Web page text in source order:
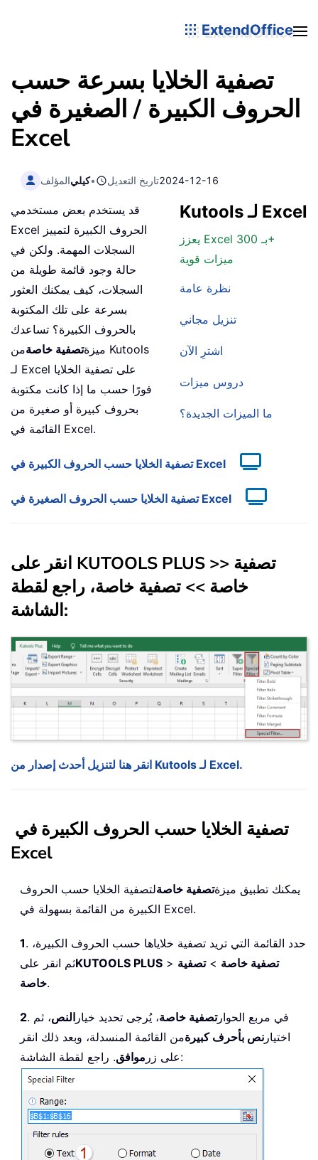
ExtendOffice
تصفية الخلايا بسرعة حسب
الحروف الكبيرة / الصغيرة في
Excel
المؤلفكيلي• تاريخ التعديل2024-12-16
Kutools لـ Excel
يعزز Excel بـ 300+
ميزات قوية
نظرة عامة
تنزيل مجاني
اشترِ الآن
دروس ميزات
ما الميزات الجديدة؟
قد يستخدم بعض مستخدمي
Excel الحروف الكبيرة لتمييز
السجلات المهمة. ولكن في
حالة وجود قائمة طويلة من
السجلات، كيف يمكنك العثور
بسرعة على تلك المكتوبة
بالحروف الكبيرة؟ تساعدك
ميزةتصفية خاصةمن Kutools
لـ Excel على تصفية الخلايا
فورًا حسب ما إذا كانت مكتوبة
بحروف كبيرة أو صغيرة من
القائمة في Excel.
تصفية الخلايا حسب الحروف الكبيرة في Excel
تصفية الخلايا حسب الحروف الصغيرة في Excel
انقر على KUTOOLS PLUS >> تصفية
خاصة >> تصفية خاصة، راجع لقطة
الشاشة:
انقر هنا لتنزيل أحدث إصدار من Kutools لـ Excel.
تصفية الخلايا حسب الحروف الكبيرة في
Excel
يمكنك تطبيق ميزةتصفية خاصةلتصفية الخلايا حسب الحروف
الكبيرة من القائمة بسهولة في Excel.
1. حدد القائمة التي تريد تصفية خلاياها حسب الحروف الكبيرة،
ثم انقر علىKUTOOLS PLUS > تصفية خاصة >تصفية
خاصة.
2 . في مربع الحوارتصفية خاصة، يُرجى تحديد خيار النص، ثم
اختيار نص بأحرف كبيرةمن القائمة المنسدلة، وبعد ذلك انقر
على زر موافق . راجع لقطة الشاشة: